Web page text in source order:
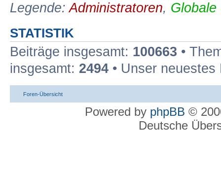
Legende:Administratoren, Globale
STATISTIK
Beiträge insgesamt: 100663 •
insgesamt: 2494 • Unser
Foren-Übersicht
Powered by phpBB ©
Deutsche